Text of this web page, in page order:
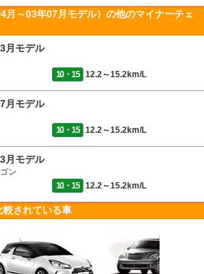
月～03年07月モデル）の他のマイナーチェ
月モデル
10・15 12.2～15.2km/L
月モデル
10・15 12.2～15.2km/L
月モデル
ン
10・15 12.2～15.2km/L
較されている車